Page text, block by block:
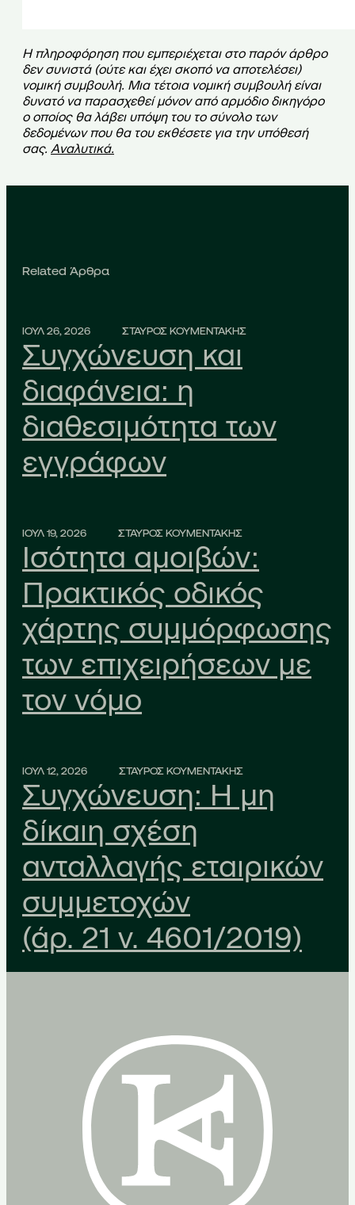
Η πληροφόρηση που εμπεριέχεται στο παρόν άρθρο
δεν συνιστά (ούτε και έχει σκοπό να αποτελέσει)
νομική συμβουλή. Μια τέτοια νομική συμβουλή είναι
δυνατό να παρασχεθεί μόνον από αρμόδιο δικηγόρο
ο οποίος θα λάβει υπόψη του το σύνολο των
δεδομένων που θα του εκθέσετε για την υπόθεσή
σας. Αναλυτικά.
Related Άρθρα
ΙΟΥΛ 26, 2026 ΣΤΑΥΡΟΣ ΚΟΥΜΕΝΤΑΚΗΣ
Συγχώνευση και
διαφάνεια: η
διαθεσιμότητα των
εγγράφων
ΙΟΥΛ 19, 2026 ΣΤΑΥΡΟΣ ΚΟΥΜΕΝΤΑΚΗΣ
Ισότητα αμοιβών:
Πρακτικός οδικός
χάρτης συμμόρφωσης
των επιχειρήσεων με
τον νόμο
ΙΟΥΛ 12, 2026 ΣΤΑΥΡΟΣ ΚΟΥΜΕΝΤΑΚΗΣ
Συγχώνευση: Η μη
δίκαιη σχέση
ανταλλαγής εταιρικών
συμμετοχών
(άρ. 21 ν. 4601/2019)